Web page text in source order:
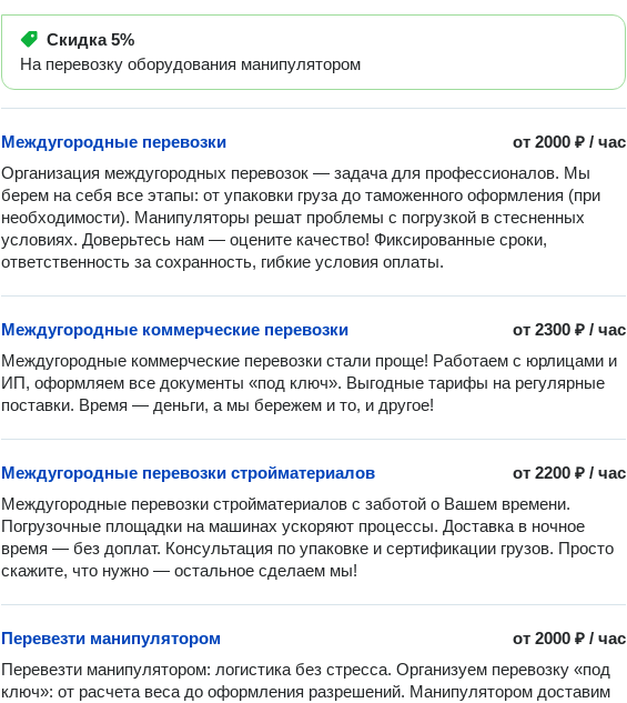
Скидка5%
На перевозку оборудования манипулятором
от2000 ₽ /час
Междугородные перевозки
Организация междугородных перевозок — задача для профессионалов. Мы
берем на себя все этапы: от упаковки груза до таможенного оформления (при
необходимости). Манипуляторы решат проблемы с погрузкой в стесненных
условиях. Доверьтесь нам — оцените качество! Фиксированные сроки,
ответственность за сохранность, гибкие условия оплаты.
от2300 ₽ /час
Междугородные коммерческие перевозки
Междугородные коммерческие перевозки стали проще! Работаем с юрлицами и
ИП, оформляем все документы «под ключ». Выгодные тарифы на регулярные
поставки. Время — деньги, а мы бережем и то, и другое!
от2200 ₽ /час
Междугородные перевозки стройматериалов
Междугородные перевозки стройматериалов с заботой о Вашем времени.
Погрузочные площадки на машинах ускоряют процессы. Доставка в ночное
время — без доплат. Консультация по упаковке и сертификации грузов. Просто
скажите, что нужно — остальное сделаем мы!
от2000 ₽ /час
Перевезти манипулятором
Перевезти манипулятором: логистика без стресса. Организуем перевозку «под
ключ»: от расчета веса до оформления разрешений. Манипулятором доставим